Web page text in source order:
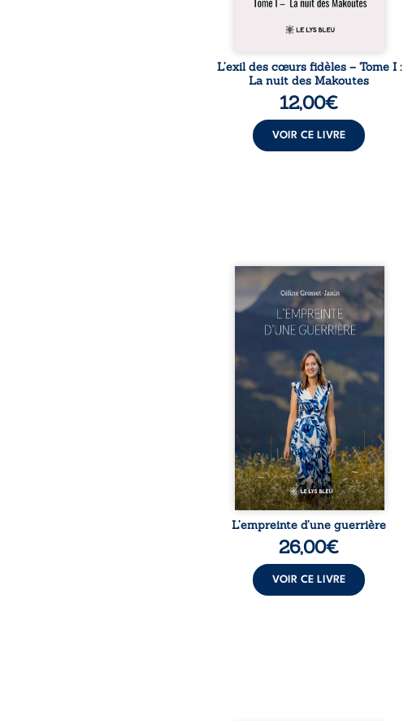
L’exil des cœurs fidèles – Tome I :
La nuit des Makoutes
12,00€
VOIR CE LIVRE
Que reste-t-il de l’enfance
lorsque la maladie impose ses
propres règles ? L’empreinte
d’une guerrière livre, sans
détour, le récit d’un quotidien
bouleversé par la maladie
chronique, l’errance médicale
et de longues hospitalisations.
L’auteure y raconte ce que les
dossiers médicaux taisent : la
peur, l’isolement, l’épuisement
et le sentiment de ne pas ...
L’empreinte d’une guerrière
26,00€
VOIR CE LIVRE